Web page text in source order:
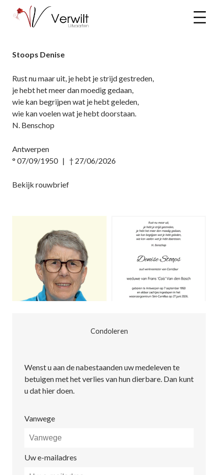
Stoops Denise
Rust nu maar uit, je hebt je strijd gestreden,
je hebt het meer dan moedig gedaan,
wie kan begrijpen wat je hebt geleden,
wie kan voelen wat je hebt doorstaan.
N. Benschop
Antwerpen
° 07/09/1950 | † 27/06/2026
Bekijk rouwbrief
Condoleren
Wenst u aan de nabestaanden uw medeleven te
betuigen met het verlies van hun dierbare. Dan kunt
u dat hier doen.
Vanwege
Uw e-mailadres